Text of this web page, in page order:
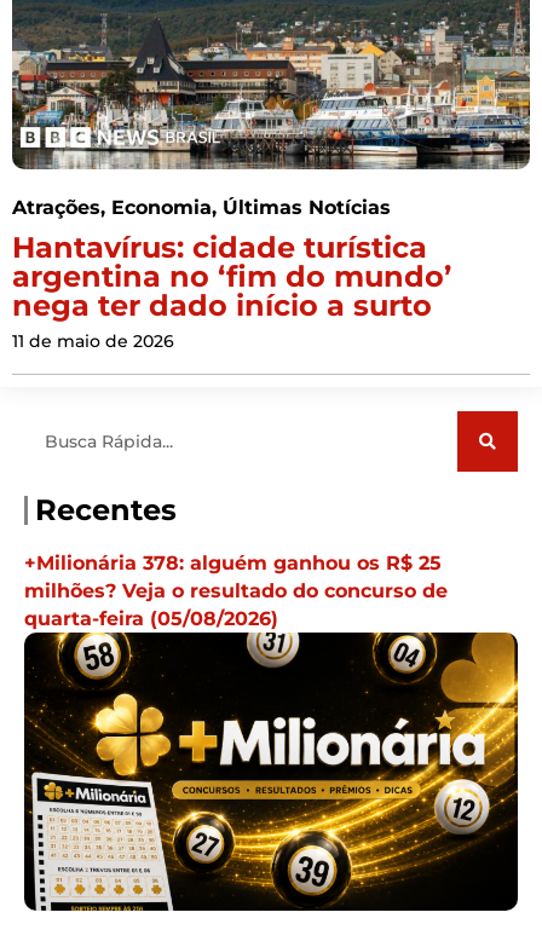
Atrações, Economia, Últimas Notícias
Hantavírus: cidade turística
argentina no ‘fim do mundo’
nega ter dado início a surto
11 de maio de 2026
Recentes
+Milionária 378: alguém ganhou os R$ 25
milhões? Veja o resultado do concurso de
quarta-feira (05/08/2026)